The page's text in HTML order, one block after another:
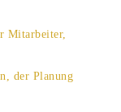
Mitarbeiter,
der Planung